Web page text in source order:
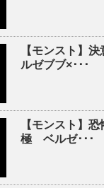
【モンスト】
ルゼブブ×･･･
【モンスト】
極 ベルゼ･･･